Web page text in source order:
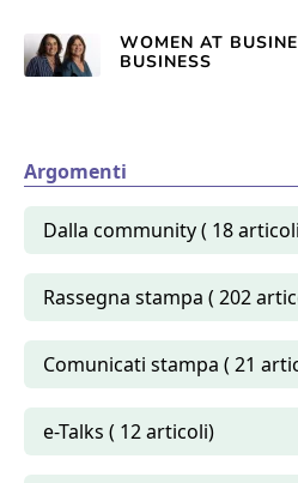
WOMEN AT
BUSINESS
Argomenti
Dalla community ( 18
Rassegna stampa ( 202
Comunicati stampa ( 21
e-Talks ( 12 articoli)